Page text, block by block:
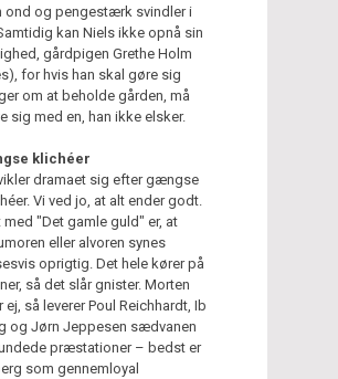
ond og pengestærk svindler i
kan Niels ikke opnå sin
gårdpigen Grethe Holm
for hvis han skal gøre sig
om at beholde gården, må
sig med en, han ikke elsker.
klichéer
dramaet sig efter gængse
Vi ved jo, at alt ender godt.
med "Det gamle guld" er, at
eller alvoren synes
oprigtig. Det hele kører på
så det slår gnister. Morten
ej, så leverer Poul Reichhardt, Ib
og Jørn Jeppesen sædvanen
præstationer – bedst er
som gennemloyal